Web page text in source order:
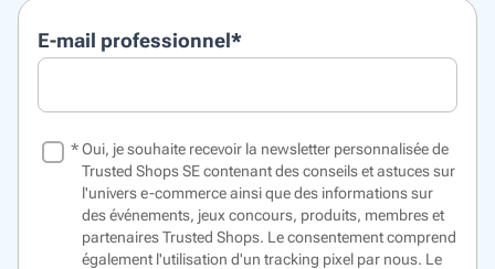
E-mail professionnel*
Oui, je souhaite recevoir la newsletter personnalisée de
Trusted Shops SE contenant des conseils et astuces sur
l'univers e-commerce ainsi que des informations sur
des événements, jeux concours, produits, membres et
partenaires Trusted Shops. Le consentement comprend
également l'utilisation d'un tracking pixelpar nous. Le
*